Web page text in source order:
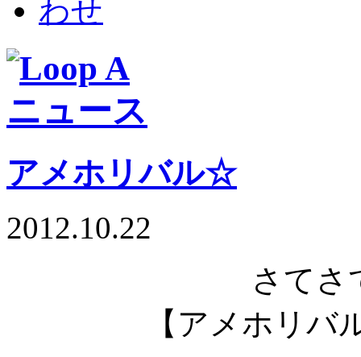
アメホリバル☆
2012.10.22
さてさ
【アメホリバ